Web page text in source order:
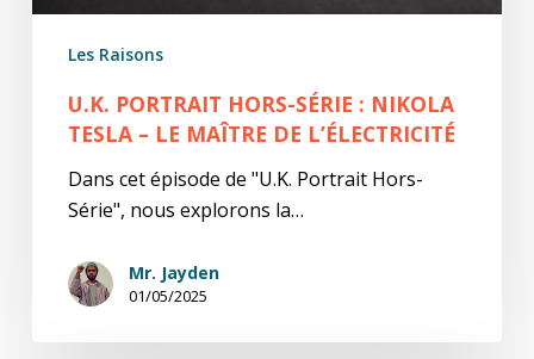
Le
l’Électricité
Les Raisons
U.K. PORTRAIT HORS-SÉRIE : NIKOLA
TESLA – LE MAÎTRE DE L’ÉLECTRICITÉ
Dans cet épisode de "U.K. Portrait Hors-
Série", nous explorons la…
Mr. Jayden
01/05/2025